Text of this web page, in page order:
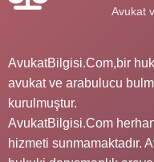
Avukat
AvukatBilgisi.Com,bir
avukat ve arabulucu
kurulmuştur.
AvukatBilgisi.Com
hizmeti sunmamaktadır.